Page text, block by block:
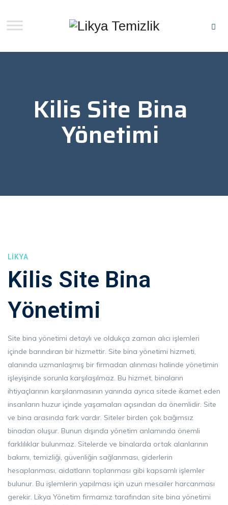
Kilis Site Bina
Yönetimi
LIKYA
Kilis Site Bina
Yönetimi
Site bina yönetimi detaylı ve oldukça zaman alıcı işlemleri
içinde barındıran bir hizmettir. Site bina yönetimi hizmeti,
alanında uzmanlaşmış bir firmadan alınması halinde yönetimin
işleyişinde sorunla karşılaşılmaz. Bu hizmet, binaların
ihtiyaçlarının karşılanmasının yanında ayrıca sitede ikamet eden
insanların huzur içinde yaşamaları açısından da önemlidir. Site
ve bina arasında fark vardır. Siteler birden çok bağımsız
binadan oluşur. Bunun dışında yönetim anlamında önemli
farklılıklar bulunmaz. Sitelerde ve binalarda ortak alanlarının
bakımı, temizliği, güvenliğin sağlanması, giderlerin
hesaplanması, aidatların toplanması gibi kapsamlı işlemler
bulunur. Bu işlemlerin yapılması için uzun mesailer harcanması
gerekir. Likya Yönetim firmamız tarafından site bina yönetimi